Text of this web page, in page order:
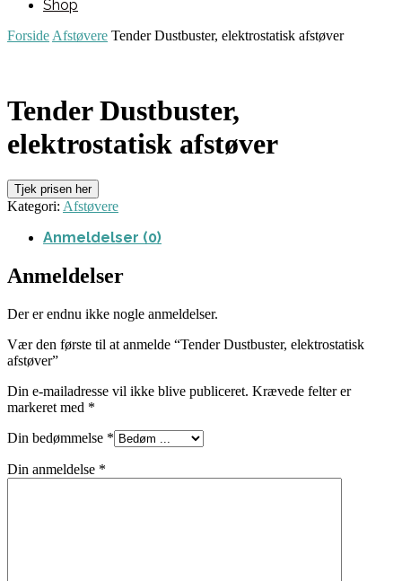
Shop
Forside Afstøvere Tender Dustbuster, elektrostatisk afstøver
Tender Dustbuster,
elektrostatisk afstøver
Tjek prisen her
Kategori: Afstøvere
Anmeldelser (0)
Anmeldelser
Der er endnu ikke nogle anmeldelser.
Vær den første til at anmelde “Tender Dustbuster, elektrostatisk
afstøver”
Din e-mailadresse vil ikke blive publiceret. Krævede felter er
markeret med *
Din bedømmelse *
Din anmeldelse *